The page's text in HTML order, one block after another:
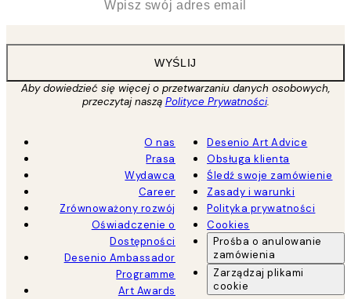
WYŚLIJ
Aby dowiedzieć się więcej o przetwarzaniu danych osobowych,
przeczytaj naszą Polityce Prywatności.
O nas
Prasa
Wydawca
Career
Zrównoważony rozwój
Oświadczenie o
Dostępności
Desenio Ambassador
Programme
Art Awards
Desenio Art Advice
Obsługa klienta
Śledź swoje zamówienie
Zasady i warunki
Polityka prywatności
Cookies
Prośba o anulowanie
zamówienia
Zarządzaj plikami
cookie